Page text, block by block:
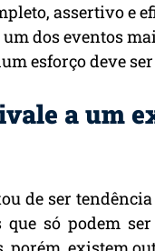
assertivo e
dos eventos
esforço deve
a um
de ser
só podem